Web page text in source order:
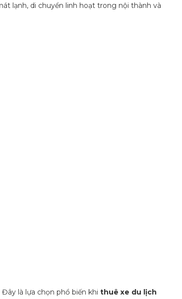
lạnh, di chuyển linh hoạt trong nội thành và
là lựa chọn phổ biến khi thuê xe du lịch